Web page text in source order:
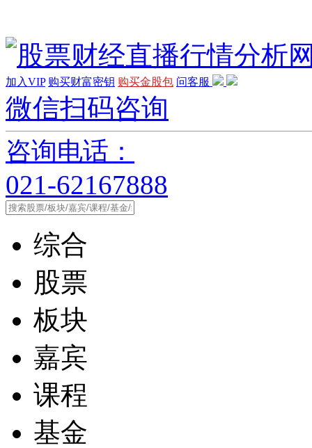
加入VIP 购买财富密钥 购买金股包 问客服
微信扫码咨询
咨询电话：
021-62167888
综合
股票
板块
嘉宾
课程
基金